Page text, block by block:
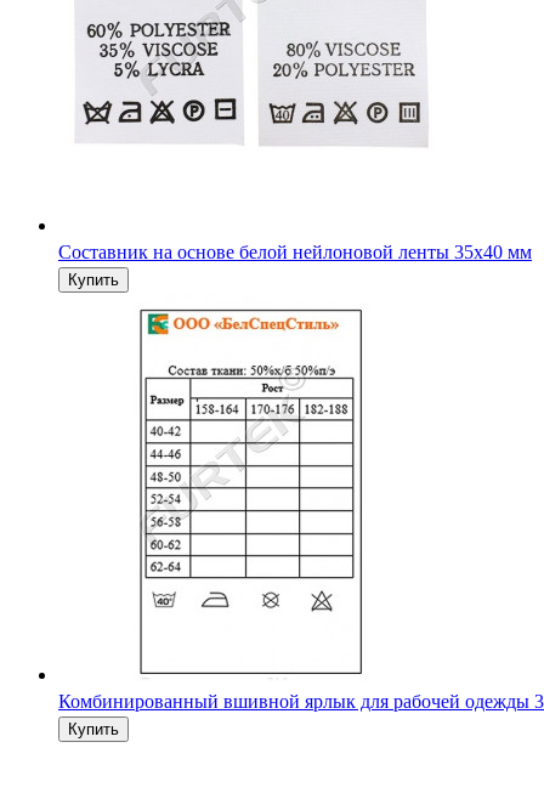
Составник на основе белой нейлоновой ленты 35х40 мм
Комбинированный вшивной ярлык для рабочей одежды